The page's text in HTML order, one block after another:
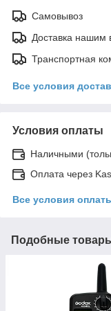
Самовывоз
Доставка нашим
Транспортная
Все условия
Условия оплаты
Наличными
Оплата через
Все условия
Подобные